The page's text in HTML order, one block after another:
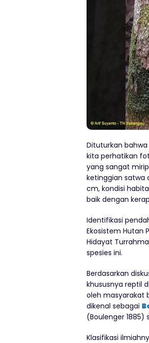
Dituturkan
kita perhatikan
yang sangat
ketinggian satwa
cm, kondisi
baik dengan
Identifikasi
Ekosistem Hutan
Hidayat
spesies ini.
Berdasarkan
khususnya reptil
oleh masyarakat
dikenal sebagai
(Boulenger 1885)
Klasifikasi